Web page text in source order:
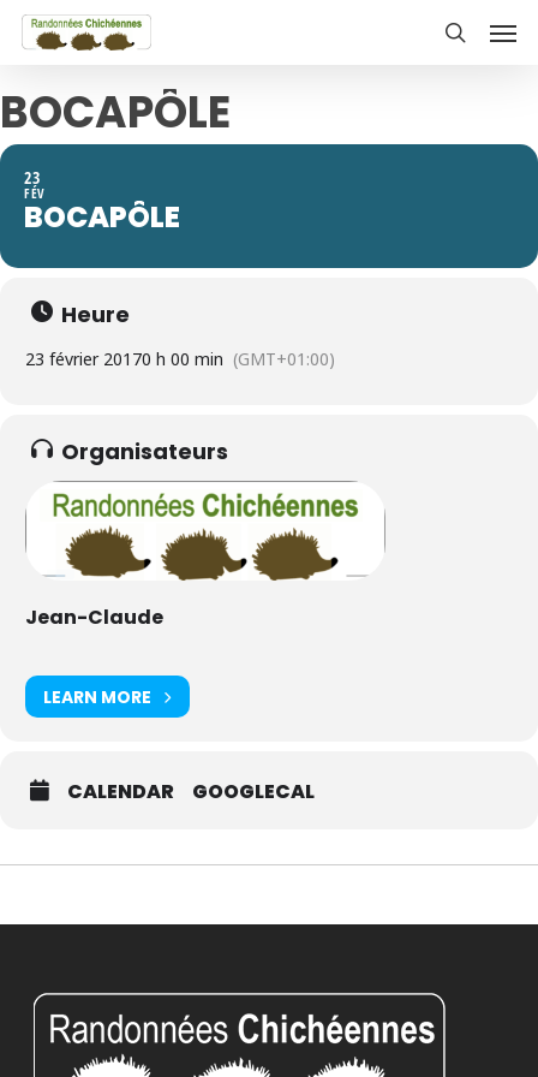
Skip
content
BOCAPÔLE
23
FÉV
BOCAPÔLE
Heure
23 février 20170 h 00 min (GMT+01:00)
Organisateurs
Jean-Claude
LEARN MORE
CALENDAR GOOGLECAL